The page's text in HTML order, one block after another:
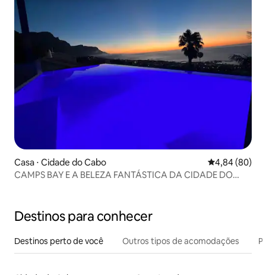
Casa ⋅ Cidade do Cabo 4,84 de uma
4,84 (80)
CAMPS BAY E A BELEZA FANTÁSTICA DA CIDADE DO
Destinos para conhecer
Destinos perto de você Outros tipos de acomodações